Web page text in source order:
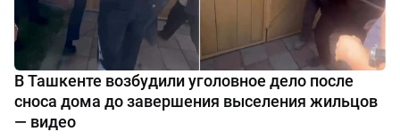
В Ташкенте возбудили уголовное дело после
сноса дома до завершения выселения жильцов
— видео